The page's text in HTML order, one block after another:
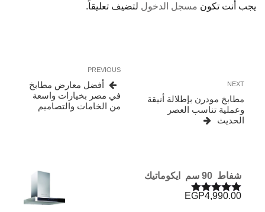
يجب أنت تكون مسجل الدخول لتضيف تعليقاً.
المقالات
Previous
Post
PREVIOUS
أفضل معارض مطابخ
في مصر بخيارات واسعة
من الخامات والتصاميم
Next
Post
NEXT
مطابخ مودرن بإطلالة أنيقة
وعملية تناسب العصر
الحديث
شفاط 90 سم ايكوماتيك
تم التقييمEGP4,990.00